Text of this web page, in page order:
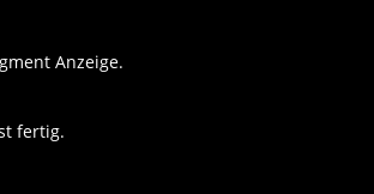
Anzeige.
fertig.